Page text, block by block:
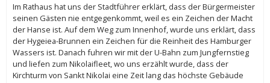
Im Rathaus hat uns der Stadtführer erklärt, dass der Bürgermeister
seinen Gästen nie entgegenkommt, weil es ein Zeichen der Macht
der Hanse ist. Auf dem Weg zum Innenhof, wurde uns erklärt, dass
der Hygeiea-Brunnen ein Zeichen für die Reinheit des Hamburger
Wassers ist. Danach fuhren wir mit der U-Bahn zum Jungfernstieg
und liefen zum Nikolaifleet, wo uns erzählt wurde, dass der
Kirchturm von Sankt Nikolai eine Zeit lang das höchste Gebäude